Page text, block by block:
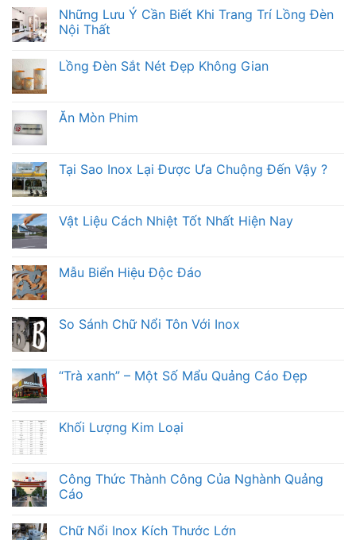
Những Lưu Ý Cần Biết Khi Trang Trí Lồng Đèn
Nội Thất
Lồng Đèn Sắt Nét Đẹp Không Gian
Ăn Mòn Phim
Tại Sao Inox Lại Được Ưa Chuộng Đến Vậy ?
Vật Liệu Cách Nhiệt Tốt Nhất Hiện Nay
Mẫu Biển Hiệu Độc Đáo
So Sánh Chữ Nổi Tôn Với Inox
“Trà xanh” – Một Số Mẩu Quảng Cáo Đẹp
Khối Lượng Kim Loại
Công Thức Thành Công Của Nghành Quảng
Cáo
Chữ Nổi Inox Kích Thước Lớn